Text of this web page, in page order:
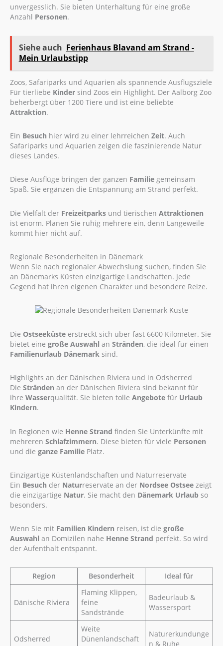
unvergesslich. Sie bieten Unterhaltung für eine große
Anzahl Personen.
Siehe auch Ferienhaus Blavand am Strand -
Mein Urlaubstipp
Zoos, Safariparks und Aquarien als spannende Ausflugsziele
Für tierliebe Kinder sind Zoos ein Highlight. Der Aalborg Zoo
beherbergt über 1200 Tiere und ist eine beliebte
Attraktion.
Ein Besuch hier wird zu einer lehrreichen Zeit. Auch
Safariparks und Aquarien zeigen die faszinierende Natur
dieses Landes.
Diese Ausflüge bringen der ganzen Familie gemeinsam
Spaß. Sie ergänzen die Entspannung am Strand perfekt.
Die Vielfalt der Freizeitparks und tierischen Attraktionen
ist enorm. Planen Sie ruhig mehrere ein, denn Langeweile
kommt hier nicht auf.
Regionale Besonderheiten in Dänemark
Wenn Sie nach regionaler Abwechslung suchen, finden Sie
an Dänemarks Küsten einzigartige Landschaften. Jede
Gegend hat ihren eigenen Charakter und besondere Reize.
Die Ostseeküste erstreckt sich über fast 6600 Kilometer. Sie
bietet eine große Auswahl an Stränden, die ideal für einen
Familienurlaub Dänemark sind.
Highlights an der Dänischen Riviera und in Odsherred
Die Stränden an der Dänischen Riviera sind bekannt für
ihre Wasserqualität. Sie bieten tolle Angebote für Urlaub
Kindern.
In Regionen wie Henne Strand finden Sie Unterkünfte mit
mehreren Schlafzimmern. Diese bieten für viele Personen
und die ganze Familie Platz.
Einzigartige Küstenlandschaften und Naturreservate
Ein Besuch der Naturreservate an der Nordsee Ostsee zeigt
die einzigartige Natur. Sie macht den Dänemark Urlaub so
besonders.
Wenn Sie mit Familien Kindern reisen, ist die große
Auswahl an Domizilen nahe Henne Strand perfekt. So wird
der Aufenthalt entspannt.
Region Besonderheit Ideal für
Dänische Riviera
Flaming Klippen,
feine
Sandstrände
Badeurlaub &
Wassersport
Odsherred
Weite
Dünenlandschaft
Naturerkundunge
n & Ruhe